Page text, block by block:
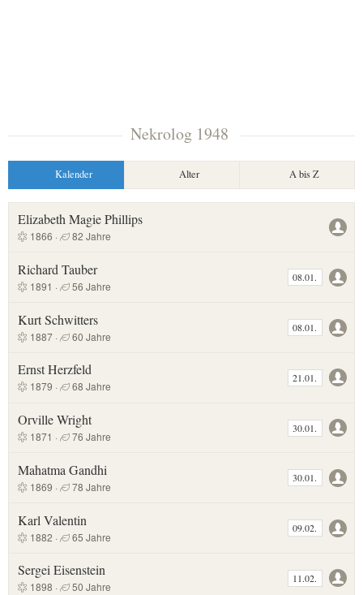
Nekrolog 1948
Kalender Alter A bis Z
Elizabeth Magie Phillips
1866 · 82 Jahre
Richard Tauber
1891 · 56 Jahre
08.01.
Kurt Schwitters
1887 · 60 Jahre
08.01.
Ernst Herzfeld
1879 · 68 Jahre
21.01.
Orville Wright
1871 · 76 Jahre
30.01.
Mahatma Gandhi
1869 · 78 Jahre
30.01.
Karl Valentin
1882 · 65 Jahre
09.02.
Sergei Eisenstein
1898 · 50 Jahre
11.02.